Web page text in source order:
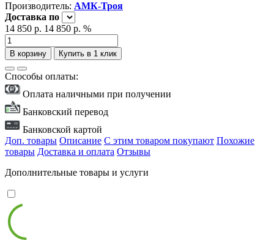
Производитель: АМК-Троя
Доставка по
14 850 р. 14 850 р. %
В корзину Купить в 1 клик
Способы оплаты:
Оплата наличными при получении
Банковский перевод
Банковской картой
Доп. товары Описание С этим товаром покупают Похожие
товары Доставка и оплата Отзывы
Дополнительные товары и услуги